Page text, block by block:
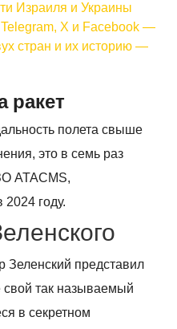
Израиля и Украины
X и Facebook —
стран и их историю —
ракет
полета свыше
это в семь раз
ATACMS,
году.
представил
так называемый
в секретном